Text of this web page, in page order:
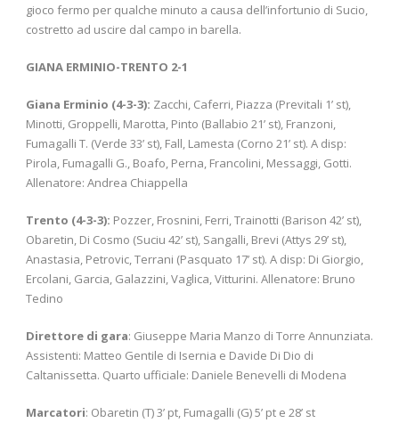
gioco fermo per qualche minuto a causa dell’infortunio di Sucio,
costretto ad uscire dal campo in barella.
GIANA ERMINIO-TRENTO 2-1
Giana Erminio (4-3-3): Zacchi, Caferri, Piazza (Previtali 1’ st),
Minotti, Groppelli, Marotta, Pinto (Ballabio 21’ st), Franzoni,
Fumagalli T. (Verde 33’ st), Fall, Lamesta (Corno 21’ st). A disp:
Pirola, Fumagalli G., Boafo, Perna, Francolini, Messaggi, Gotti.
Allenatore: Andrea Chiappella
Trento (4-3-3): Pozzer, Frosnini, Ferri, Trainotti (Barison 42’ st),
Obaretin, Di Cosmo (Suciu 42’ st), Sangalli, Brevi (Attys 29’ st),
Anastasia, Petrovic, Terrani (Pasquato 17’ st). A disp: Di Giorgio,
Ercolani, Garcia, Galazzini, Vaglica, Vitturini. Allenatore: Bruno
Tedino
Direttore di gara: Giuseppe Maria Manzo di Torre Annunziata.
Assistenti: Matteo Gentile di Isernia e Davide Di Dio di
Caltanissetta. Quarto ufficiale: Daniele Benevelli di Modena
Marcatori: Obaretin (T) 3’ pt, Fumagalli (G) 5’ pt e 28’ st